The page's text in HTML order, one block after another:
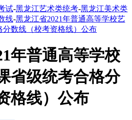
试-黑龙江艺术类统考-黑龙江美术类
线-黑龙江省2021年普通高等学校艺
数线（校考资格线）公布
年普通高等学校
省级统考合格分
格线）公布